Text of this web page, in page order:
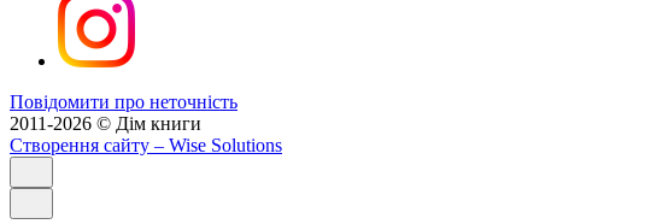
Повідомити про неточність
2011-2026 © Дім книги
Створення сайту – Wise Solutions